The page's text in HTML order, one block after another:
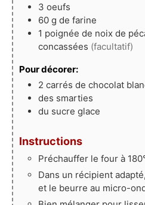
3 oeufs
60 g de farine
1 poignée de noix de
concassées (facultatif)
Pour décorer:
2 carrés de chocolat
des smarties
du sucre glace
Instructions
Préchauffer le four à
Dans un récipient
et le beurre au micro-